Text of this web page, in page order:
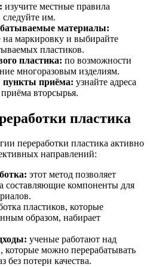
изучите местные правила
им.
материалы:
маркировку и выбирайте
пластиков.
пластика: по возможности
многоразовым изделиям.
пункты приёма: узнайте адреса
вторсырья.
пластика
переработки пластика активно
направлений:
этот метод позволяет
составляющие компоненты для
пластиков, которые
образом, набирает
ученые работают над
которые можно перерабатывать
без потери качества.